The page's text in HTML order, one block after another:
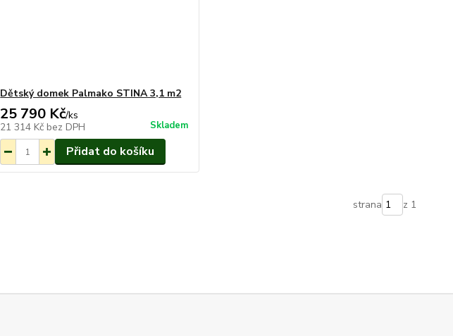
Dětský domek Palmako STINA 3,1 m2
25 790 Kč/ks
21 314 Kč bez DPH Skladem
Přidat do košíku
strana z 1